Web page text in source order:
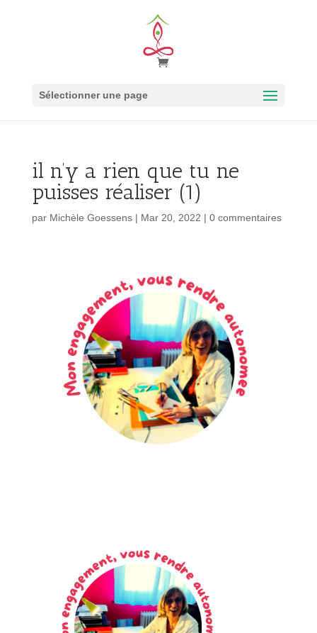
Sélectionner une page
il n’y a rien que tu ne
puisses réaliser (1)
par Michèle Goessens| Mar 20, 2022 | 0 commentaires